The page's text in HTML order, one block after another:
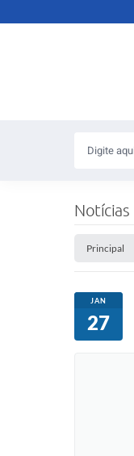
Notícias
Principal
JAN
27